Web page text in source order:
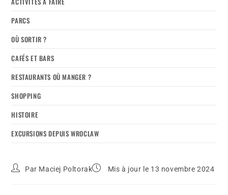
PARCS
OÙ SORTIR ?
CAFÉS ET BARS
RESTAURANTS OÙ MANGER ?
SHOPPING
HISTOIRE
EXCURSIONS DEPUIS WROCLAW
Par Maciej Poltorak Mis à jour le 13 novembre 2024